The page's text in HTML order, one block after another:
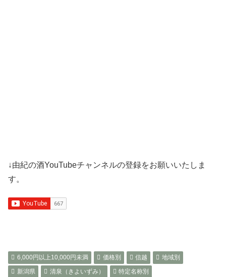
↓由紀の酒YouTubeチャンネルの登録をお願いいたしま
す。
6,000円以上10,000円未満 価格別 信越
地域別
新潟県
清泉（きよいずみ）
特定名称別